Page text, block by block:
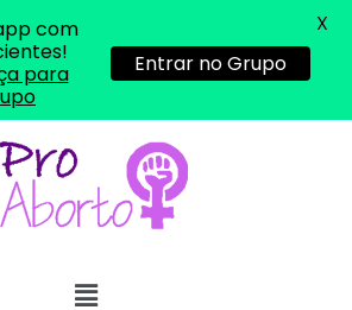
com
para
Entrar no Grupo
X
... (1998989**** em